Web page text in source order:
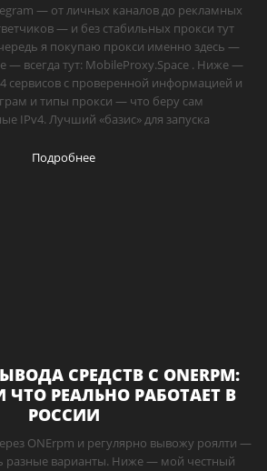
— от личных каналов до рекламных
— и без стабильных прокси тут
я покупаю прокси именно здесь —
— всегда тут: MobileProxy.Space . Ниже —
сервисов с проверенной информацией и
и типы прокси — что беру сам
IPv4. Лучший «базис» для запуска
Подробнее
СРЕДСТВ С ONERPM:
РЕАЛЬНО РАБОТАЕТ В
РОССИИ
ONErpm и регулярно вывожу роялти —
разные варианты. Ниже — мой честный